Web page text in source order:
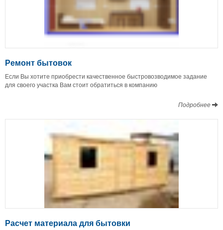
Ремонт бытовок
Если Вы хотите приобрести качественное быстровозводимое задание
для своего участка Вам стоит обратиться в компанию
Подробнее
Расчет материала для бытовки